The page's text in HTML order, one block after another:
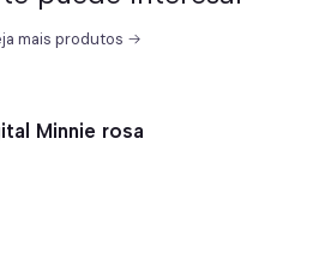
mais produtos
Minnie rosa